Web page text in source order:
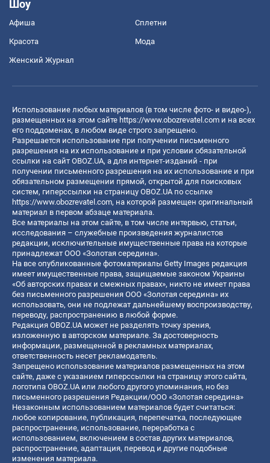
Шоу
Афиша Сплетни
Красота Мода
Женский Журнал
Использование любых материалов (в том числе фото- и видео-),
размещенных на этом сайте https://www.obozrevatel.com и на всех
его поддоменах, в любом виде строго запрещено.
Разрешается использование при получении письменного
разрешения на их использование и при условии обязательной
ссылки на сайт OBOZ.UA, а для интернет-изданий - при
получении письменного разрешения на их использование и при
обязательном размещении прямой, открытой для поисковых
систем, гиперссылки на страницу OBOZ.UA по ссылке
https://www.obozrevatel.com, на которой размещен оригинальный
материал в первом абзаце материала.
Все материалы на этом сайте, в том числе интервью, статьи,
исследования – служебные произведения журналистов
редакции, исключительные имущественные права на которые
принадлежат ООО «Золотая середина».
На все опубликованные фотоматериалы Getty Images редакция
имеет имущественные права, защищаемые законом Украины
«Об авторских правах и смежных правах», никто не имеет права
без письменного разрешения ООО «Золотая середина» их
использовать, они не подлежат дальнейшему воспроизводству,
переводу, распространению в любой форме.
Редакция OBOZ.UA может не разделять точку зрения,
изложенную в авторском материале. За достоверность
информации, размещенной в рекламных материалах,
ответственность несет рекламодатель.
Запрещено использование материалов размещенных на этом
сайте, даже с указанием гиперссылки на страницу этого сайта,
логотипа OBOZ.UA или любого другого упоминания, но без
письменного разрешения Редакции/ООО «Золотая середина»
Незаконным использованием материалов будет считаться:
любое копирование, публикация, перепечатка, последующее
распространение, использование, переработка с
использованием, включением в состав других материалов,
распространение, адаптация, перевод и другие подобные
изменения материала.